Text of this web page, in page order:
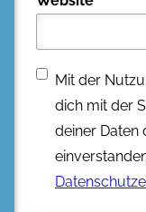
Mit der
dich mit der
deiner Daten